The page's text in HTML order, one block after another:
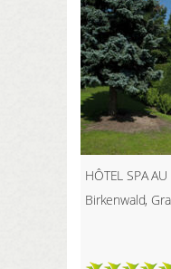
HÔTEL SPA
Birkenwald,